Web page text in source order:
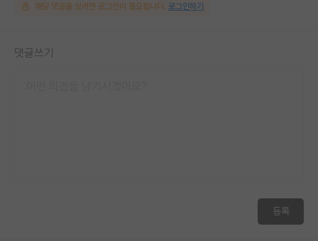
해당 댓글을 보려면 로그인이 필요합니다. 로그인하기
댓글쓰기
등록